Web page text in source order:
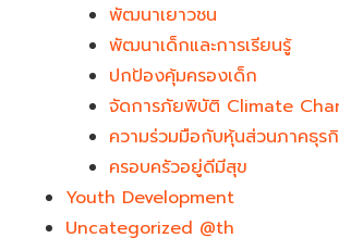
พัฒนาเยาวชน
พัฒนาเด็กและการเรียนรู้
ปกป้องคุ้มครองเด็ก
จัดการภัยพิบัติ Climate
ความร่วมมือกับหุ้นส่วนภาคธุร
ครอบครัวอยู่ดีมีสุข
Youth Development​
Uncategorized @th